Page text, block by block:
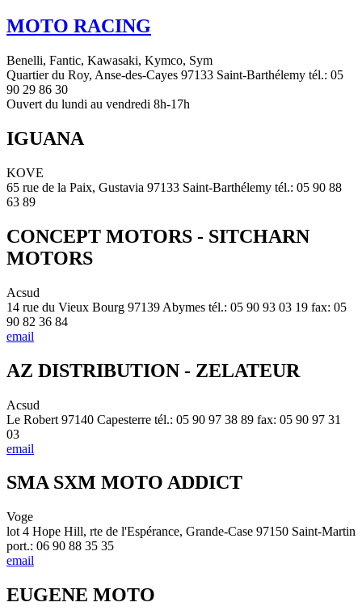
MOTO RACING
Benelli, Fantic, Kawasaki, Kymco, Sym
Quartier du Roy, Anse-des-Cayes 97133 Saint-Barthélemy tél.: 05
90 29 86 30
Ouvert du lundi au vendredi 8h-17h
IGUANA
KOVE
65 rue de la Paix, Gustavia 97133 Saint-Barthélemy tél.: 05 90 88
63 89
CONCEPT MOTORS - SITCHARN
MOTORS
Acsud
14 rue du Vieux Bourg 97139 Abymes tél.: 05 90 93 03 19 fax: 05
90 82 36 84
email
AZ DISTRIBUTION - ZELATEUR
Acsud
Le Robert 97140 Capesterre tél.: 05 90 97 38 89 fax: 05 90 97 31
03
email
SMA SXM MOTO ADDICT
Voge
lot 4 Hope Hill, rte de l'Espérance, Grande-Case 97150 Saint-Martin
port.: 06 90 88 35 35
email
EUGENE MOTO